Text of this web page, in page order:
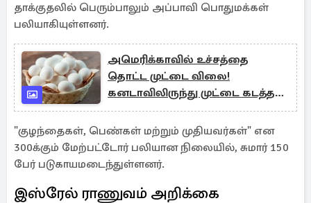
தாக்குதலில் பெரும்பாலும் அப்பாவி பொதுமக்கள்
பலியாகியுள்ளனர்.
அமெரிக்காவில் உச்சத்தை
தொட்ட முட்டை விலை!
கனடாவிலிருந்து முட்டை கடத்தல்
அதிகரிப்பு!
"குழந்தைகள், பெண்கள் மற்றும் முதியவர்கள்" என
300க்கும் மேற்பட்டோர் பலியான நிலையில், சுமார் 150
பேர் படுகாயமடைந்துள்ளனர்.
இஸ்ரேல் ராணுவம் அறிக்கை